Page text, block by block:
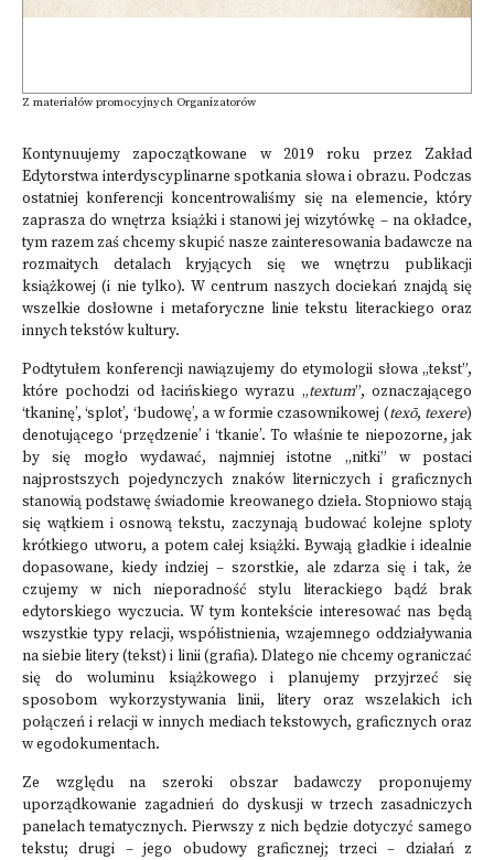
Z materiałów promocyjnych Organizatorów
Kontynuujemy zapoczątkowane w 2019 roku przez Zakład
Edytorstwa interdyscyplinarne spotkania słowa i obrazu. Podczas
ostatniej konferencji koncentrowaliśmy się na elemencie, który
zaprasza do wnętrza książki i stanowi jej wizytówkę – na okładce,
tym razem zaś chcemy skupić nasze zainteresowania badawcze na
rozmaitych detalach kryjących się we wnętrzu publikacji
książkowej (i nie tylko). W centrum naszych dociekań znajdą się
wszelkie dosłowne i metaforyczne linie tekstu literackiego oraz
innych tekstów kultury.
Podtytułem konferencji nawiązujemy do etymologii słowa „tekst”,
które pochodzi od łacińskiego wyrazu „textum”, oznaczającego
‘tkaninę’, ‘splot’, ‘budowę’, a w formie czasownikowej (texō, texere)
denotującego ‘przędzenie’ i ‘tkanie’. To właśnie te niepozorne, jak
by się mogło wydawać, najmniej istotne „nitki” w postaci
najprostszych pojedynczych znaków literniczych i graficznych
stanowią podstawę świadomie kreowanego dzieła. Stopniowo stają
się wątkiem i osnową tekstu, zaczynają budować kolejne sploty
krótkiego utworu, a potem całej książki. Bywają gładkie i idealnie
dopasowane, kiedy indziej – szorstkie, ale zdarza się i tak, że
czujemy w nich nieporadność stylu literackiego bądź brak
edytorskiego wyczucia. W tym kontekście interesować nas będą
wszystkie typy relacji, współistnienia, wzajemnego oddziaływania
na siebie litery (tekst) i linii (grafia). Dlatego nie chcemy ograniczać
się do woluminu książkowego i planujemy przyjrzeć się
sposobom wykorzystywania linii, litery oraz wszelakich ich
połączeń i relacji w innych mediach tekstowych, graficznych oraz
w egodokumentach.
Ze względu na szeroki obszar badawczy proponujemy
uporządkowanie zagadnień do dyskusji w trzech zasadniczych
panelach tematycznych. Pierwszy z nich będzie dotyczyć samego
tekstu; drugi – jego obudowy graficznej; trzeci – działań z